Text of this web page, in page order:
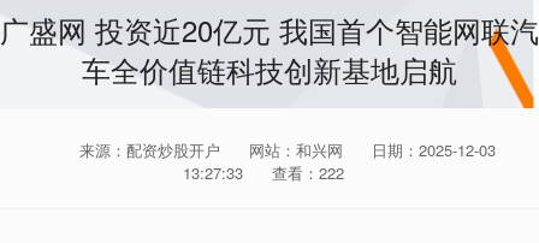
广盛网 投资近20亿元 我国首个智能网联汽
车全价值链科技创新基地启航
来源：配资炒股开户 网站：和兴网
日期：2025-12-03
13:27:33
查看：222